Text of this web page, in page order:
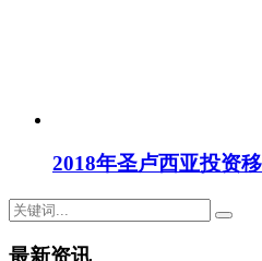
2018年圣卢西亚投资
最新资讯